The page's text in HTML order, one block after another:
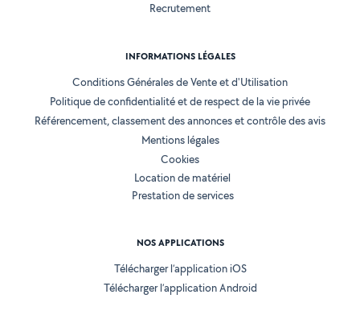
Recrutement
INFORMATIONS LÉGALES
Conditions Générales de Vente et d'Utilisation
Politique de confidentialité et de respect de la vie privée
Référencement, classement des annonces et contrôle des avis
Mentions légales
Cookies
Location de matériel
Prestation de services
NOS APPLICATIONS
Télécharger l’application iOS
Télécharger l’application Android